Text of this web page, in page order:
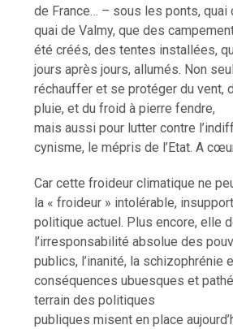
de France… – sous les ponts, quai
quai de Valmy, que des
été créés, des tentes installées,
jours après jours, allumés. Non
réchauffer et se protéger du vent,
pluie, et du froid à pierre fendre,
mais aussi pour lutter contre
cynisme, le mépris de l’Etat. A
Car cette froideur climatique ne
la « froideur » intolérable,
politique actuel. Plus encore, elle
l’irresponsabilité absolue des
publics, l’inanité, la schizophrénie
conséquences ubuesques et
terrain des politiques
publiques misent en place